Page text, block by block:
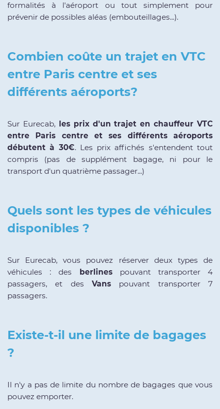
formalités à l'aéroport ou tout simplement pour
prévenir de possibles aléas (embouteillages...).
Combien coûte un trajet en VTC
entre Paris centre et ses
différents aéroports?
Sur Eurecab,
les prix d'un trajet en chauffeur VTC
entre Paris centre et ses différents aéroports
débutent à 30€. Les prix affichés s'entendent tout
compris (pas de supplément bagage, ni pour le
transport d'un quatrième passager...)
Quels sont les types de véhicules
disponibles ?
Sur Eurecab, vous pouvez réserver deux types de
véhicules : des
berlinespouvant transporter 4
passagers, et des Vans pouvant transporter 7
passagers.
Existe-t-il une limite de bagages
?
Il n'y a pas de limite du nombre de bagages que vous
pouvez emporter.